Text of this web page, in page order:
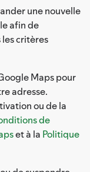
une nouvelle
afin de
critères
Maps pour
adresse.
ou de la
de
et à la Politique